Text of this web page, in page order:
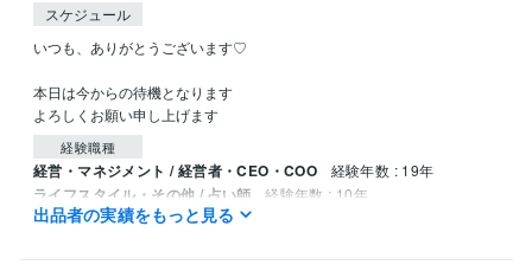
スケジュール
いつも、ありがとうございます♡
本日は今からの待機となります
よろしくお願い申し上げます
経験職種
経営・マネジメント / 経営者・CEO・COO 経験年数 : 19年
ライフスタイル・その他 / 占い師 経験年数 : 10年
ライフスタイル・その他 / イベント司会
ライフスタイル・その他 / アドバイザー 経験年数 : 20年
出品者の実績をもっと見る